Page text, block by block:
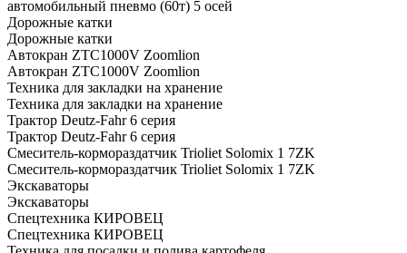
автомобильный пневмо (60т) 5 осей
Дорожные катки
Дорожные катки
Автокран ZTC1000V Zoomlion
Автокран ZTC1000V Zoomlion
Техника для закладки на хранение
Техника для закладки на хранение
Трактор Deutz-Fahr 6 серия
Трактор Deutz-Fahr 6 серия
Смеситель-кормораздатчик Trioliet Solomix 1 7ZK
Смеситель-кормораздатчик Trioliet Solomix 1 7ZK
Экскаваторы
Экскаваторы
Спецтехника КИРОВЕЦ
Спецтехника КИРОВЕЦ